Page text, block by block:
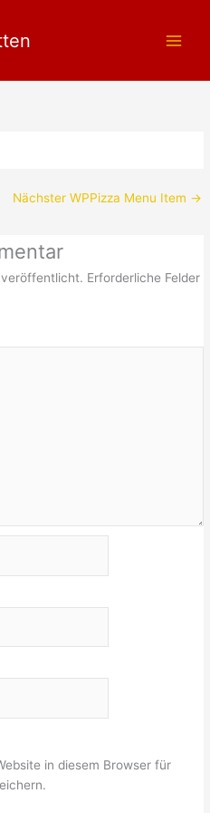
Nächster WPPizza Menu Item →
Erforderliche Felder
in diesem Browser für